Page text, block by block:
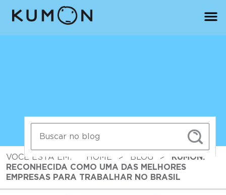
VOCÊ ESTÁ EM: HOME > BLOG >
KUMON:
RECONHECIDA COMO UMA DAS MELHORES
EMPRESAS PARA TRABALHAR NO BRASIL